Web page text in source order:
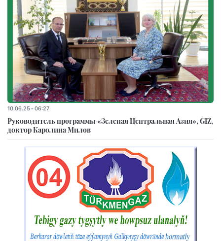
10.06.25 - 06:27
Руководитель программы «Зеленая Центральная Азия», GIZ,
доктор Каролина Милов